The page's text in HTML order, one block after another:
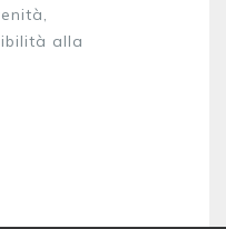
alla